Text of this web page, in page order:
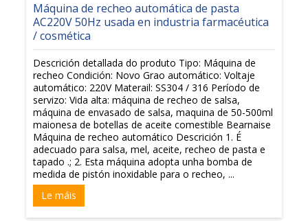
Máquina de recheo automática de pasta
AC220V 50Hz usada en industria farmacéutica
/ cosmética
Descrición detallada do produto Tipo: Máquina de
recheo Condición: Novo Grao automático: Voltaje
automático: 220V Materail: SS304 / 316 Período de
servizo: Vida alta: máquina de recheo de salsa,
máquina de envasado de salsa, maquina de 50-500ml
maionesa de botellas de aceite comestible Bearnaise
Máquina de recheo automático Descrición 1. É
adecuado para salsa, mel, aceite, recheo de pasta e
tapado .; 2. Esta máquina adopta unha bomba de
medida de pistón inoxidable para o recheo, ...
Le máis